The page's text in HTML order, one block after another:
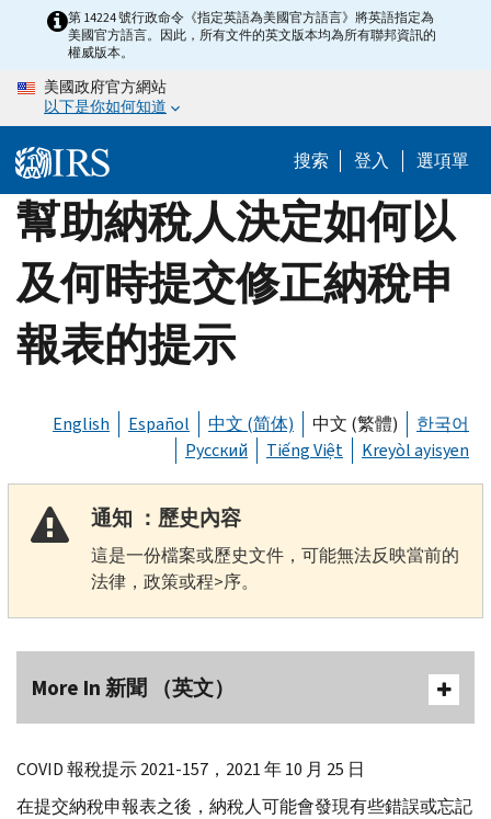
content
第 14224 號行政命令《指定英語為美國官方語言》將英語指定為
美國官方語言。因此，所有文件的英文版本均為所有聯邦資訊的
權威版本。
美國政府官方網站
以下是你如何知道
搜索 登入 選項單
幫助納稅人決定如何以
及何時提交修正納稅申
報表的提示
English Español 中文 (简体) 中文 (繁體)
한국어
Русский
Tiếng Việt Kreyòl ayisyen
通知 ：歷史內容
這是一份檔案或歷史文件，可能無法反映當前的
法律，政策或程>序。
More In 新聞 （英文）
COVID報稅提示 2021-157，2021 年 10 月 25 日
在提交納稅申報表之後，納稅人可能會發現有些錯誤或忘記